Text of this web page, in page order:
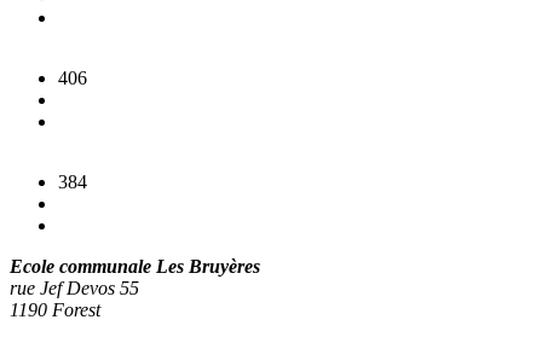
406
384
Ecole communale Les Bruyères
rue Jef Devos 55
1190 Forest